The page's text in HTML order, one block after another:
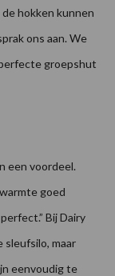
hokken kunnen
ons aan. We
groepshut
een voordeel.
goed
Bij Dairy
maar
eenvoudig te